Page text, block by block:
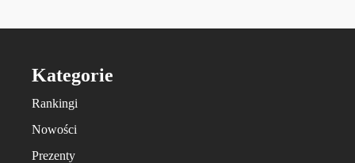
Kategorie
Rankingi
Nowości
Prezenty